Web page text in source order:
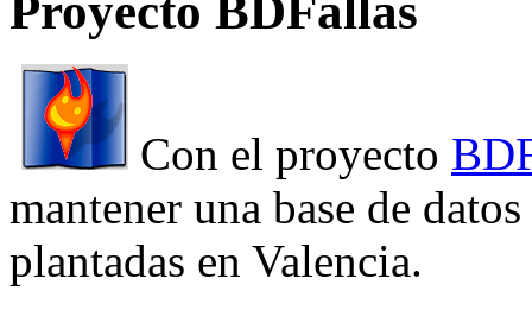
Con el proyecto
mantener una base de
plantadas en Valencia.